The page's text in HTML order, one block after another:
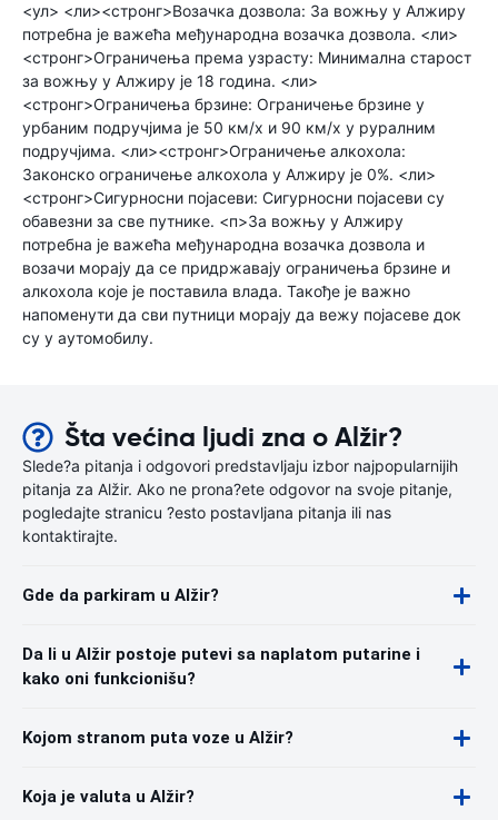
<ул> <ли><стронг>Возачка дозвола: За вожњу у Алжиру
потребна је важећа међународна возачка дозвола. <ли>
<стронг>Ограничења према узрасту: Минимална старост
за вожњу у Алжиру је 18 година. <ли>
<стронг>Ограничења брзине: Ограничење брзине у
урбаним подручјима је 50 км/х и 90 км/х у руралним
подручјима. <ли><стронг>Ограничење алкохола:
Законско ограничење алкохола у Алжиру је 0%. <ли>
<стронг>Сигурносни појасеви: Сигурносни појасеви су
обавезни за све путнике. <п>За вожњу у Алжиру
потребна је важећа међународна возачка дозвола и
возачи морају да се придржавају ограничења брзине и
алкохола које је поставила влада. Такође је важно
напоменути да сви путници морају да вежу појасеве док
су у аутомобилу.
Šta većina ljudi zna o Alžir?
Slede?a pitanja i odgovori predstavljaju izbor najpopularnijih
pitanja za Alžir. Ako ne prona?ete odgovor na svoje pitanje,
pogledajte stranicu ?esto postavljana pitanja ili nas
kontaktirajte.
Gde da parkiram u Alžir?
Da li u Alžir postoje putevi sa naplatom putarine i
kako oni funkcionišu?
Kojom stranom puta voze u Alžir?
Koja je valuta u Alžir?